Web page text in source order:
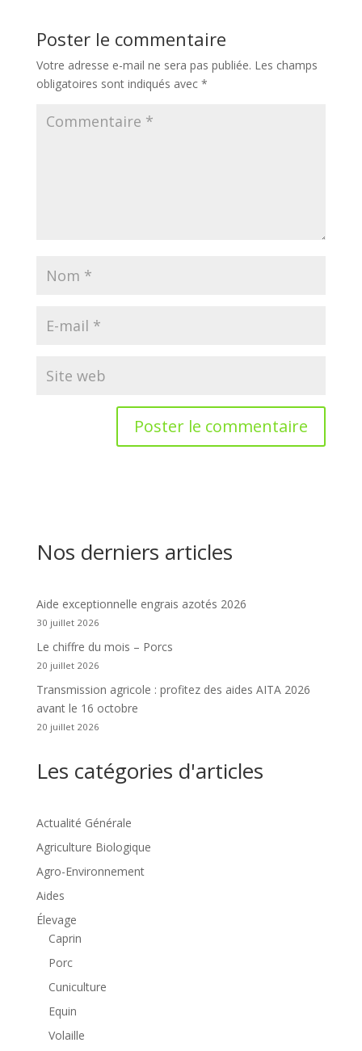
Poster le commentaire
Votre adresse e-mail ne sera pas publiée. Les champs
obligatoires sont indiqués avec *
Nos derniers articles
Aide exceptionnelle engrais azotés 2026
30 juillet 2026
Le chiffre du mois – Porcs
20 juillet 2026
Transmission agricole : profitez des aides AITA 2026
avant le 16 octobre
20 juillet 2026
Les catégories d'articles
Actualité Générale
Agriculture Biologique
Agro-Environnement
Aides
Élevage
Caprin
Porc
Cuniculture
Equin
Volaille